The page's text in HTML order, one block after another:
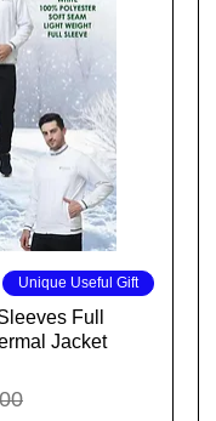
Unique Useful Gift
Full
Jacket